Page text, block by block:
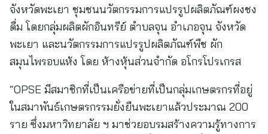
จังหวัดพะเยา ชุมชนนวัตกรรมการแปรรูปผลิตภัณฑ์ผงชง
ดื่ม โดยกลุ่มผลิตผักอินทรีย์ ตำบลจุน อำเภอจุน จังหวัด
พะเยา และนวัตกรรมการแปรรูปผลิตภัณฑ์พืช ผัก
สมุนไพรอบแห้ง โดย ห้างหุ้นส่วนจำกัด อโกรโปรเกรส
“OPSE มีสมาชิกที่เป็นเครือข่ายที่เป็นกลุ่มเกษตรกรที่อยู่
ในสมาพันธ์เกษตรกรรมยั่งยืนพะเยาแล้วประมาณ 200
ราย ซึ่งมหาวิทยาลัย ฯ มาช่วยอบรมสร้างความรู้ทางการ